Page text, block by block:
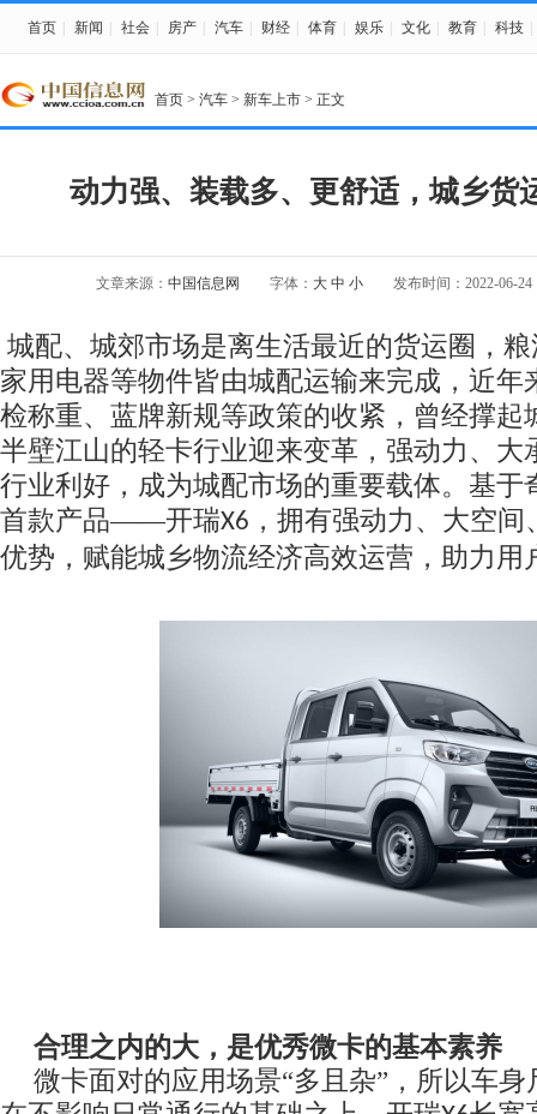
首页 新闻 社会 房产 汽车 财经 体育 娱乐 文化 教育 科技
首页 > 汽车 > 新车上市 > 正文
动力强、装载多、更舒适，城乡货
文章来源： 中国信息网 字体： 大 中 小 发布时间：2022-06-24
城配、城郊市场是离生活最近的货运圈，
家用电器等物件皆由城配运输来完成，近年
检称重、蓝牌新规等政策的收紧，曾经撑起
半壁江山的轻卡行业迎来变革，强动力、大
行业利好，成为城配市场的重要载体。 基于
首款产品——开瑞X6 ， 拥有强动力、 大空间
优势 ，赋能城乡物流经济高效运营 ， 助力用
合理之内的大，是优秀微卡的基本素养
微卡面对的应用场景“多且杂”，所以车身